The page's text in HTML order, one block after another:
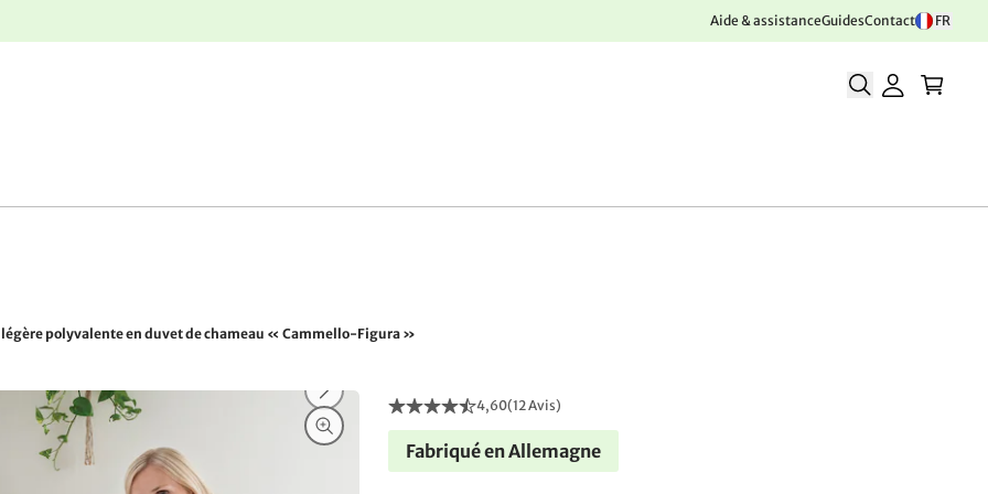
Aide & assistanceGuidesContact FR
polyvalente en duvet de chameau « Cammello-Figura »
4,60(12 Avis)
Fabriqué en Allemagne